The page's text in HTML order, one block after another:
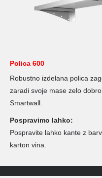
Polica 600
Robustno izdelana polica
zaradi svoje mase zelo
Smartwall.
Pospravimo lahko:
Pospravite lahko kante z
karton vina.